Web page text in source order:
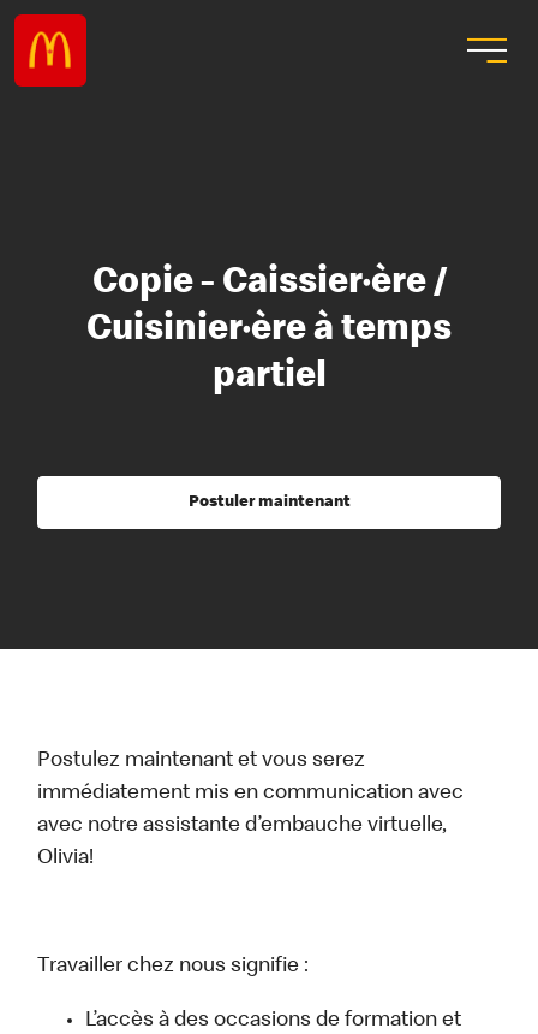
Copie - Caissier·ère /
Cuisinier·ère à temps
partiel
Postuler maintenant
Postulez maintenant et vous serez
immédiatement mis en communication avec
avec notre assistante d’embauche virtuelle,
Olivia!
Travailler chez nous signifie :
L’accès à des occasions de formation et